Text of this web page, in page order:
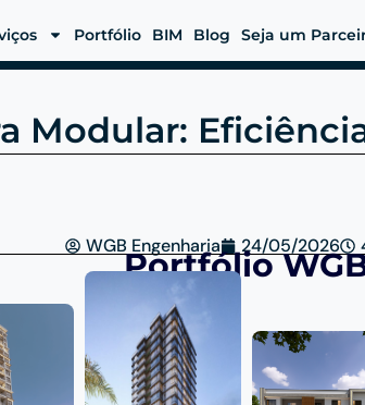
Portfólio BIM Blog Seja um
Modular:
WGB Engenharia 24/05/2026
Portfólio